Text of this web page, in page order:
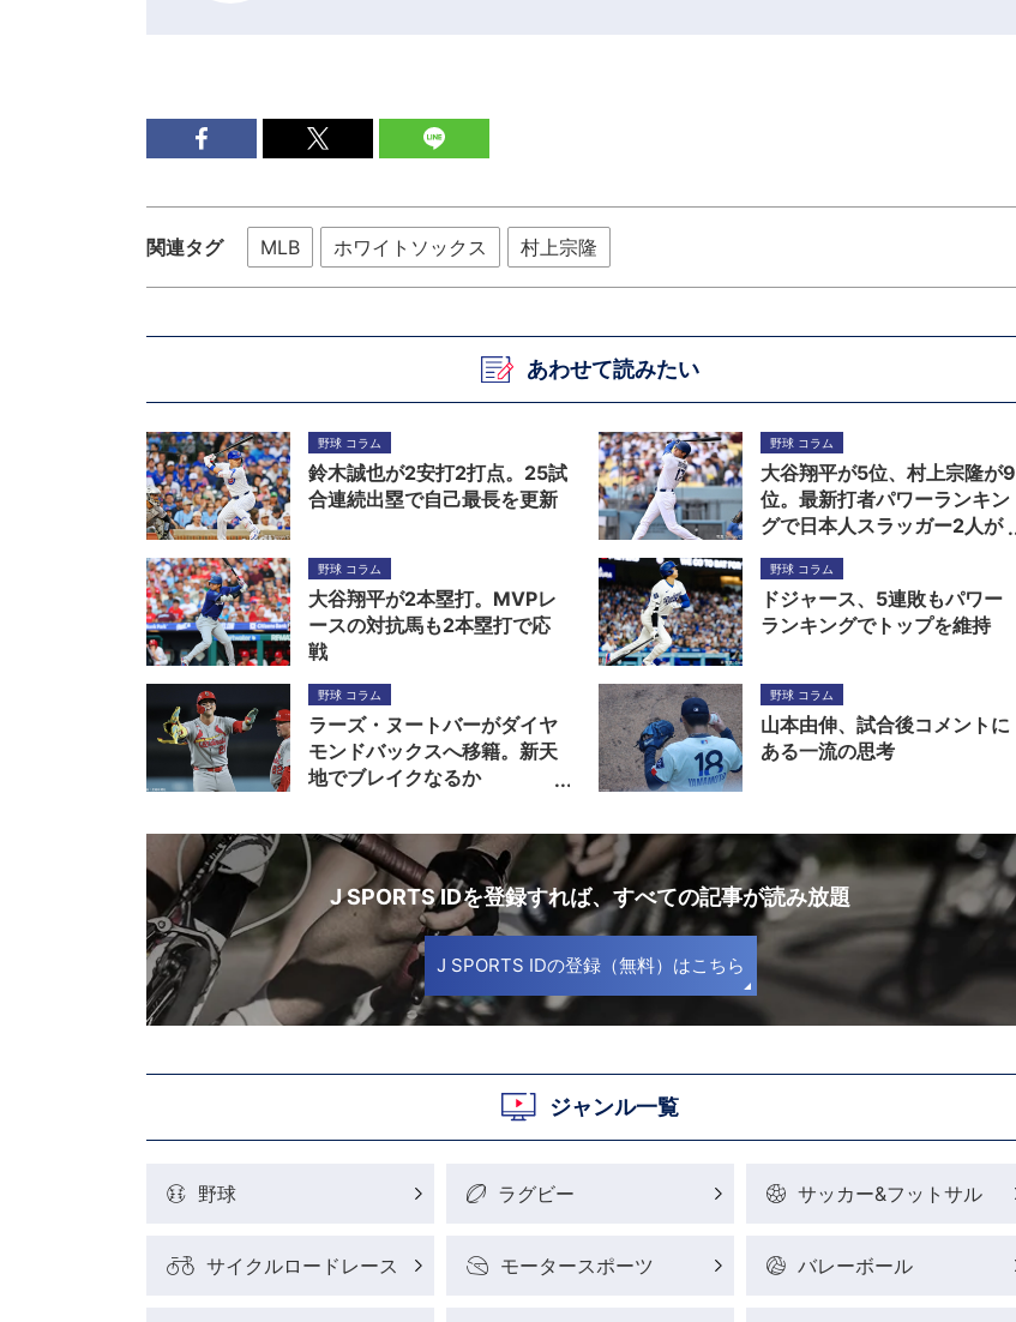
関連タグ MLB ホワイトソックス 村上宗隆
あわせて読みたい
野球 コラム
鈴木誠也が2安打2打点。25試
合連続出塁で自己最長を更新
野球 コラム
大谷翔平が5位、村上宗隆が9
位。最新打者パワーランキン
グで日本人スラッガー2人が
トップ10入り
野球 コラム
大谷翔平が2本塁打。MVPレ
ースの対抗馬も2本塁打で応
戦
野球 コラム
ドジャース、5連敗もパワー
ランキングでトップを維持
野球 コラム
ラーズ・ヌートバーがダイヤ
モンドバックスへ移籍。新天
地でブレイクなるか
野球 コラム
山本由伸、試合後コメントに
ある一流の思考
J SPORTS IDを登録すれば、すべての記事が読み放題
J SPORTS IDの登録（無料）はこちら
ジャンル一覧
野球 ラグビー サッカー&フットサル
サイクルロードレース モータースポーツ バレーボール